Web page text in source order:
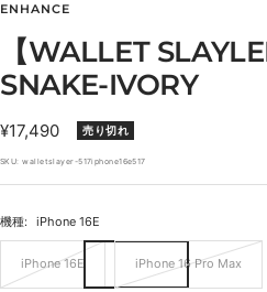
ENHANCE
【WALLET
SNAKE-IVORY
セ
ー
ル
価
格
¥17,490 売り切れ
SKU:walletslayer-517iphone16e517
機種: iPhone 16E
iPhone 16E iPhone 16 Pro Max